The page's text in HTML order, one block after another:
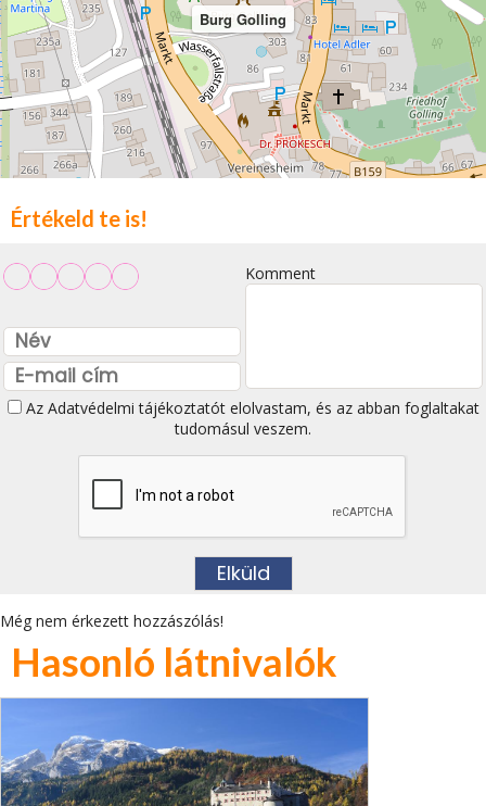
Burg Golling
Értékeld te is!
Komment
Az Adatvédelmi tájékoztatótelolvastam, és az abban foglaltakat
tudomásul veszem.
Még nem érkezett hozzászólás!
Hasonló látnivalók